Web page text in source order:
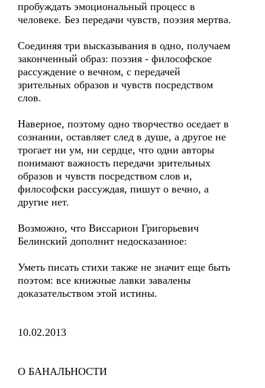
пробуждать эмоциональный процесс в
человеке. Без передачи чувств, поэзия мертва.
Соединяя три высказывания в одно, получаем
законченный образ: поэзия - философское
рассуждение о вечном, с передачей
зрительных образов и чувств посредством
слов.
Наверное, поэтому одно творчество оседает в
сознании, оставляет след в душе, а другое не
трогает ни ум, ни сердце, что одни авторы
понимают важность передачи зрительных
образов и чувств посредством слов и,
философски рассуждая, пишут о вечно, а
другие нет.
Возможно, что Виссарион Григорьевич
Белинский дополнит недосказанное:
Уметь писать стихи также не значит еще быть
поэтом: все книжные лавки завалены
доказательством этой истины.
10.02.2013
О БАНАЛЬНОСТИ